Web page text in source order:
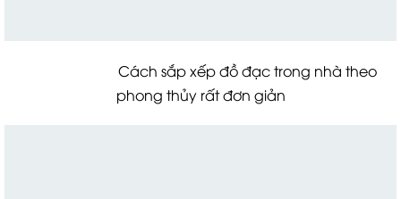
Cách sắp xếp đồ đạc trong nhà theo
phong thủy rất đơn giản